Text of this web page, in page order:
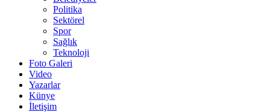
Politika
Sektörel
Spor
Sağlık
Teknoloji
Foto Galeri
Video
Yazarlar
Künye
İletişim